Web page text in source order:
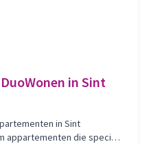
in Sint
in Sint
appartementen die speciaal